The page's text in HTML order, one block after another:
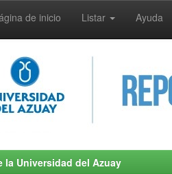
de inicio Listar Ayuda
la Universidad del Azuay